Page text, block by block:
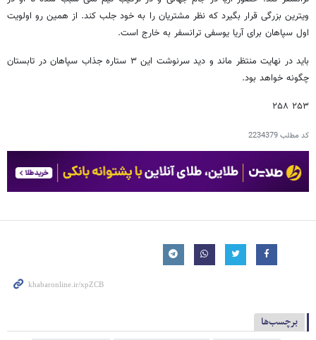
ویترین بزرگی قرار بگیرد که نظر مشتریان را به خود جلب کند. از همین رو اولویت
اول سپاهان برای آریا یوسفی ترانسفر به خارج است.
باید در نهایت منتظر ماند و دید سرنوشت این ۳ ستاره جذاب سپاهان در تابستان
چگونه خواهد بود.
۲۵۳ ۲۵۸
کد مطلب2234379
برچسب‌ها